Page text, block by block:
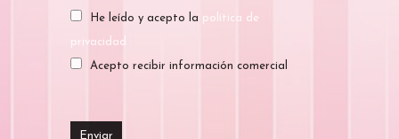
He leído y acepto la política de
privacidad
Acepto recibir información comercial